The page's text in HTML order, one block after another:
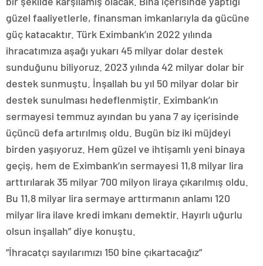
güzel faaliyetlerle, finansman imkanlarıyla da gücüne
güç katacaktır. Türk Eximbank’ın 2022 yılında
ihracatımıza aşağı yukarı 45 milyar dolar destek
sunduğunu biliyoruz. 2023 yılında 42 milyar dolar bir
destek sunmuştu. İnşallah bu yıl 50 milyar dolar bir
destek sunulması hedeflenmiştir. Eximbank’ın
sermayesi temmuz ayından bu yana 7 ay içerisinde
üçüncü defa artırılmış oldu. Bugün biz iki müjdeyi
birden yaşıyoruz. Hem güzel ve ihtişamlı yeni binaya
geçiş, hem de Eximbank’ın sermayesi 11,8 milyar lira
arttırılarak 35 milyar 700 milyon liraya çıkarılmış oldu.
Bu 11,8 milyar lira sermaye arttırmanın anlamı 120
milyar lira ilave kredi imkanı demektir. Hayırlı uğurlu
olsun inşallah” diye konuştu.
“İhracatçı sayılarımızı 150 bine çıkartacağız”